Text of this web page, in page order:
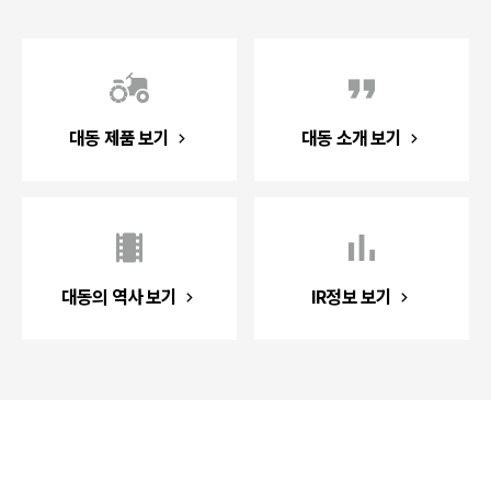
대동 제품 보기 대동 소개 보기
대동의 역사 보기 IR정보 보기